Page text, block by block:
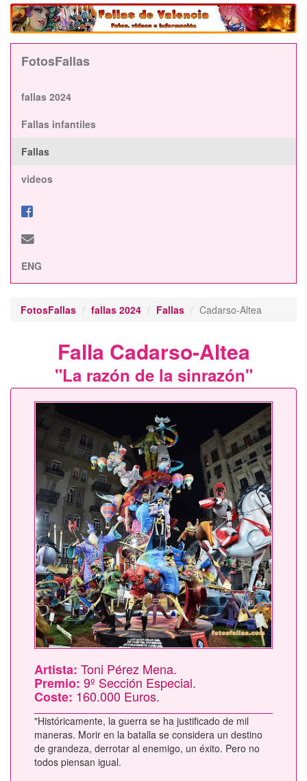
FotosFallas
fallas 2024
Fallas infantiles
Fallas
videos
ENG
FotosFallas fallas 2024 Fallas Cadarso-Altea
Falla Cadarso-Altea
"La razón de la sinrazón"
Artista: Toni Pérez Mena.
Premio: 9º Sección Especial.
Coste: 160.000 Euros.
"Históricamente, la guerra se ha justificado de mil
maneras. Morir en la batalla se considera un destino
de grandeza, derrotar al enemigo, un éxito. Pero no
todos piensan igual.